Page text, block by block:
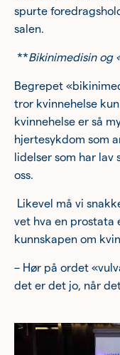
spurte
salen.
**Bikinimedisin og
Begrepet
tror kvinnehelse
kvinnehelse er så
hjertesykdom som
lidelser som har
oss.
Likevel må vi
vet hva en prostata
kunnskapen om
– Hør på ordet
det er det jo, når